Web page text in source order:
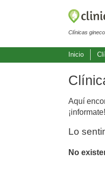
Clínicas
Inicio
Aquí
¡informate!
Lo
No